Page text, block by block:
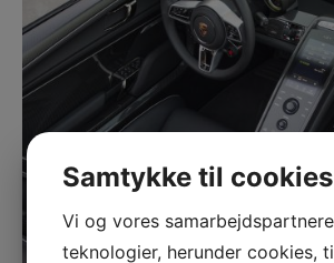
Samtykke til cookies
Vi og vores
teknologier, herunder cookies,